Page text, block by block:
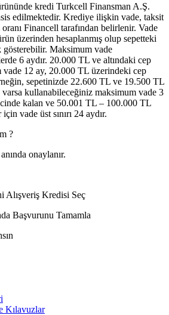
kredi Turkcell Finansman A.Ş.
edilmektedir. Krediye ilişkin vade, taksit
Financell tarafından belirlenir. Vade
üzerinden hesaplanmış olup sepetteki
Maksimum vade
6 aydır. 20.000 TL ve altındaki cep
vade 12 ay, 20.000 TL üzerindeki cep
sepetinizde 22.600 TL ve 19.500 TL
kullanabileceğiniz maksimum vade 3
kalan ve 50.001 TL – 100.000 TL
vade üst sınırı 24 aydır.
?
onaylanır.
Alışveriş Kredisi Seç
Başvurunu Tamamla
Kılavuzlar